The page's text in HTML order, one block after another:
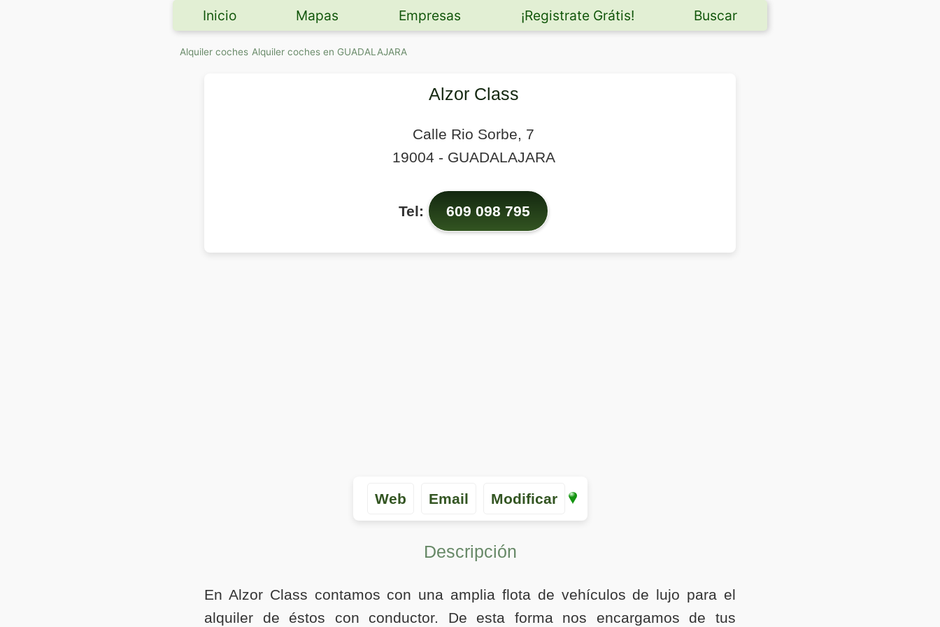
Inicio Mapas Empresas ¡Registrate Grátis! Buscar
Alquiler coches Alquiler coches en GUADALAJARA
Alzor Class
Calle Rio Sorbe, 7
19004 - GUADALAJARA
Tel: 609 098 795
Web Email Modificar
Descripción
En Alzor Class contamos con una amplia flota de vehículos de lujo para el
alquiler de éstos con conductor. De esta forma nos encargamos de tus